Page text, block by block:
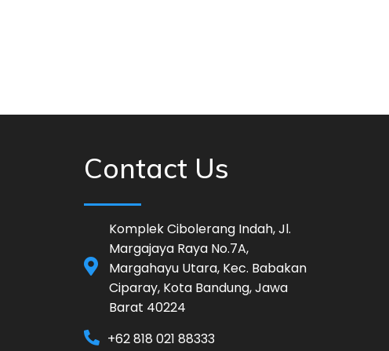
Contact Us
Komplek Cibolerang Indah, Jl.
Margajaya Raya No.7A,
Margahayu Utara, Kec. Babakan
Ciparay, Kota Bandung, Jawa
Barat 40224
+62 818 021 88333